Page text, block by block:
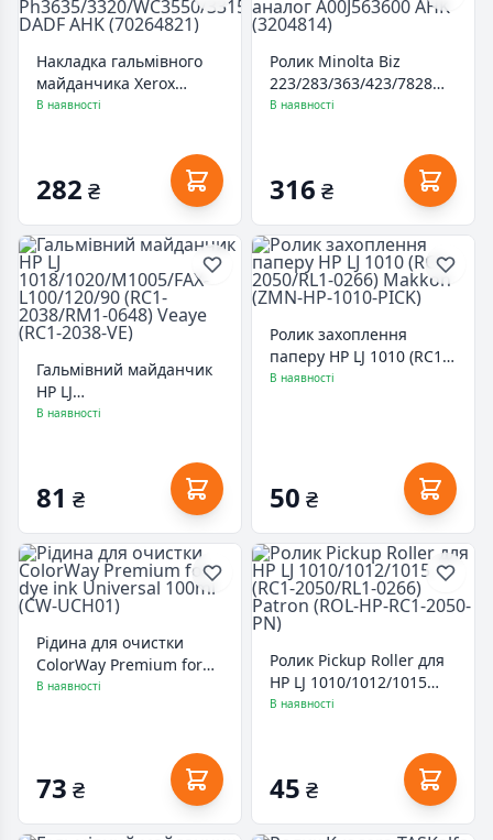
Накладка гальмівного
майданчика Xerox
Ph3635/3320/WC3550/3315/3325
В наявності
282 ₴
Ролик Minolta Biz
223/283/363/423/7828
аналог A00J563600 AHK
В наявності
316 ₴
Гальмівний майданчик
HP LJ
1018/1020/M1005/FAX-
2038/RM1-0648) Veaye
В наявності
81 ₴
Ролик захоплення
паперу HP LJ 1010 (RC1-
2050/RL1-0266) Makkon
В наявності
50 ₴
Рідина для очистки
ColorWay Premium for
dye ink Universal 100ml
В наявності
73 ₴
Ролик Pickup Roller для
HP LJ 1010/1012/1015
(RC1-2050/RL1-0266)
В наявності
45 ₴